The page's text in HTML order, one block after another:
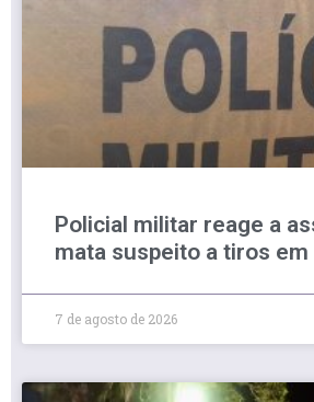
Policial militar reage a
mata suspeito a tiros em
7 de agosto de 2026